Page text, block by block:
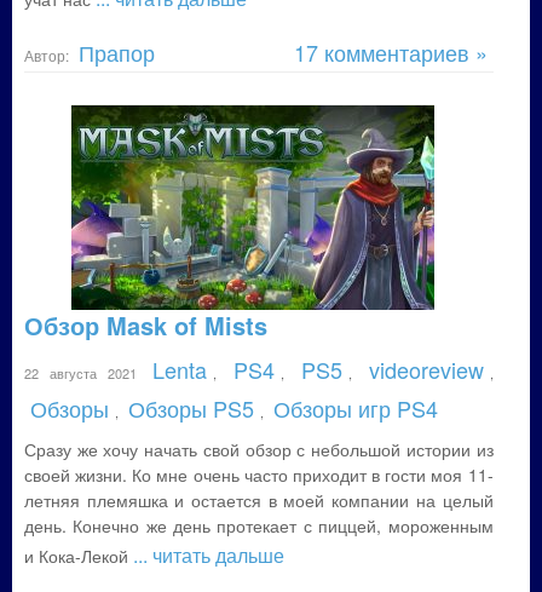
Автор: Прапор 17 комментариев »
Обзор Mask of Mists
22 августа 2021 Lenta PS4 PS5 videoreview
Обзоры Обзоры PS5 Обзоры игр PS4
Сразу же хочу начать свой обзор с небольшой истории из
своей жизни. Ко мне очень часто приходит в гости моя 11-
летняя племяшка и остается в моей компании на целый
день. Конечно же день протекает с пиццей, мороженным
и Кока-Лекой ... читать дальше